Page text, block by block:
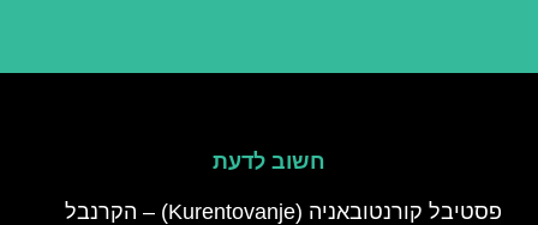
חשוב לדעת
פסטיבל קורנטובאניה (Kurentovanje) – הקרנבל